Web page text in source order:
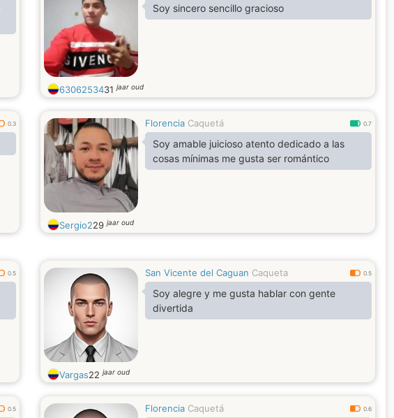
Soy sincero sencillo gracioso
6306253431jaar oud
0.3 Florencia Caquetá 0.7
Soy amable juicioso atento dedicado a las
cosas mínimas me gusta ser romántico
Sergio229jaar oud
0.5 San Vicente del Caguan Caqueta 0.5
Soy alegre y me gusta hablar con gente
divertida
Vargas22jaar oud
0.5 Florencia Caquetá 0.6